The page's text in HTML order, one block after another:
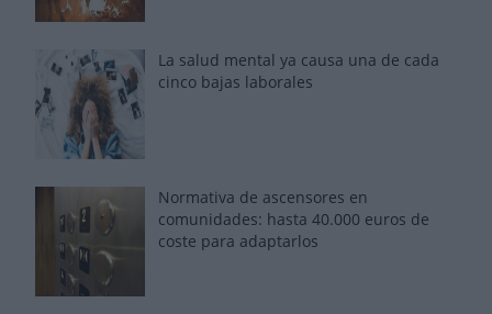
La salud mental ya causa una de cada
cinco bajas laborales
Normativa de ascensores en
comunidades: hasta 40.000 euros de
coste para adaptarlos